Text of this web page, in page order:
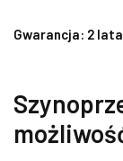
Gwarancja: 2 lata